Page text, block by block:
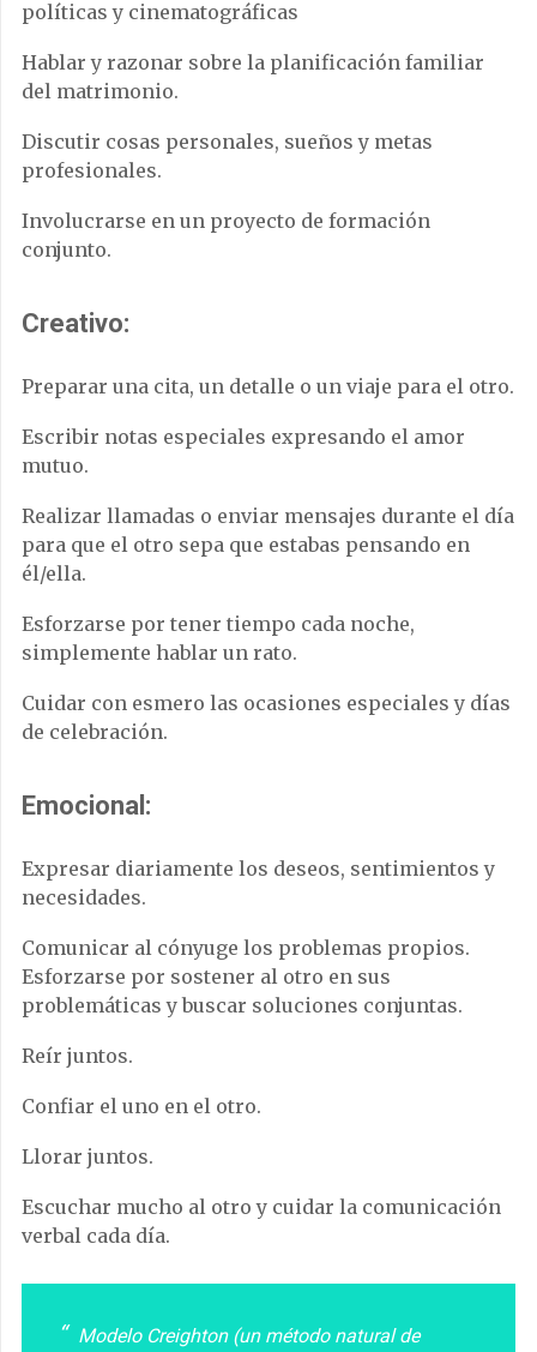
políticas y cinematográficas
Hablar y razonar sobre la planificación familiar
del matrimonio.
Discutir cosas personales, sueños y metas
profesionales.
Involucrarse en un proyecto de formación
conjunto.
Creativo:
Preparar una cita, un detalle o un viaje para el otro.
Escribir notas especiales expresando el amor
mutuo.
Realizar llamadas o enviar mensajes durante el día
para que el otro sepa que estabas pensando en
él/ella.
Esforzarse por tener tiempo cada noche,
simplemente hablar un rato.
Cuidar con esmero las ocasiones especiales y días
de celebración.
Emocional:
Expresar diariamente los deseos, sentimientos y
necesidades.
Comunicar al cónyuge los problemas propios.
Esforzarse por sostener al otro en sus
problemáticas y buscar soluciones conjuntas.
Reír juntos.
Confiar el uno en el otro.
Llorar juntos.
Escuchar mucho al otro y cuidar la comunicación
verbal cada día.
Modelo Creighton (un método natural de